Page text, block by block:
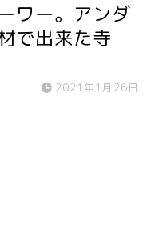
ワー。アンダ
で出来た寺
2021年1月26日